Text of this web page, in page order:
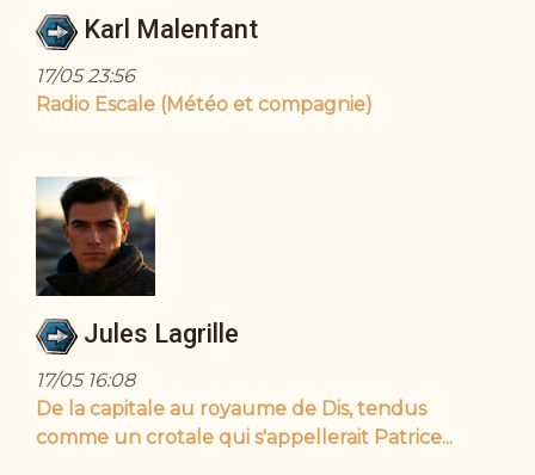
Karl Malenfant
17/05 23:56
Radio Escale (Météo et compagnie)
Jules Lagrille
17/05 16:08
De la capitale au royaume de Dis, tendus
comme un crotale qui s'appellerait Patrice...